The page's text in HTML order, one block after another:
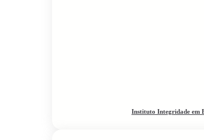
Instituto Integridade em